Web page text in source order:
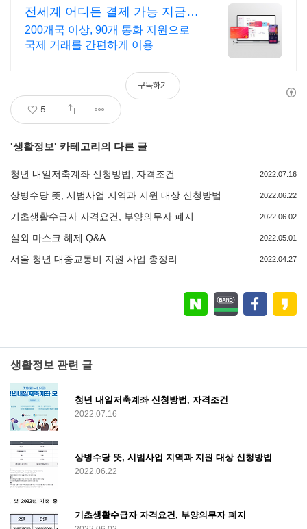
전세계 어디든 결제 가능 지금
가입하면 100$ 지원
200개국 이상, 90개 통화 지원으로
국제 거래를 간편하게 이용
5
구독하기
'생활정보' 카테고리의 다른 글
청년 내일저축계좌 신청방법, 자격조건 2022.07.16
상병수당 뜻, 시범사업 지역과 지원 대상 신청방법 2022.06.22
기초생활수급자 자격요건, 부양의무자 폐지 2022.06.02
실외 마스크 해제 Q&A 2022.05.01
서울 청년 대중교통비 지원 사업 총정리 2022.04.27
생활정보 관련 글
청년 내일저축계좌 신청방법, 자격조건
2022.07.16
상병수당 뜻, 시범사업 지역과 지원 대상 신청방법
2022.06.22
기초생활수급자 자격요건, 부양의무자 폐지